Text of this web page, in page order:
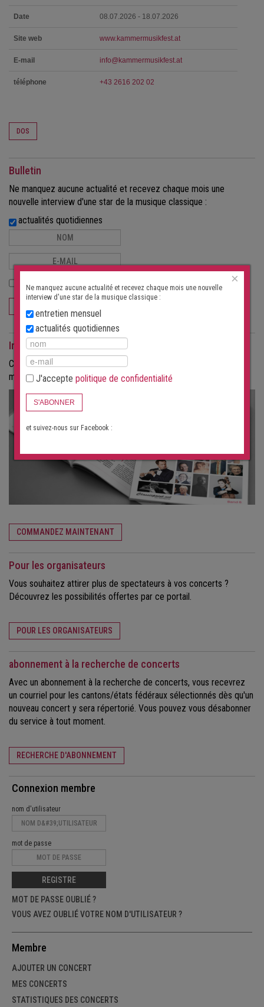
Date 08.07.2026 - 18.07.2026
Site web www.kammermusikfest.at
E-mail info@kammermusikfest.at
téléphone +43 2616 202 02
DOS
Bulletin
Ne manquez aucune actualité et recevez chaque mois une
nouvelle interview d'une star de la musique classique :
actualités quotidiennes
J'accepte politique de confidentialité
Interviews comme magazine
Commandez les interviews au format papier, sous forme de
magazine.
COMMANDEZ MAINTENANT
Pour les organisateurs
Vous souhaitez attirer plus de spectateurs à vos concerts ?
Découvrez les possibilités offertes par ce portail.
POUR LES ORGANISATEURS
abonnement à la recherche de concerts
Avec un abonnement à la recherche de concerts, vous recevrez
un courriel pour les cantons/états fédéraux sélectionnés dès qu'un
nouveau concert y sera répertorié. Vous pouvez vous désabonner
du service à tout moment.
RECHERCHE D'ABONNEMENT
Connexion membre
nom d'utilisateur
mot de passe
REGISTRE
MOT DE PASSE OUBLIÉ ?
VOUS AVEZ OUBLIÉ VOTRE NOM D'UTILISATEUR ?
Membre
AJOUTER UN CONCERT
MES CONCERTS
STATISTIQUES DES CONCERTS
×
Ne manquez aucune actualité et recevez chaque mois une nouvelle
interview d'une star de la musique classique :
entretien mensuel
actualités quotidiennes
J'accepte politique de confidentialité
S'ABONNER
et suivez-nous sur Facebook :